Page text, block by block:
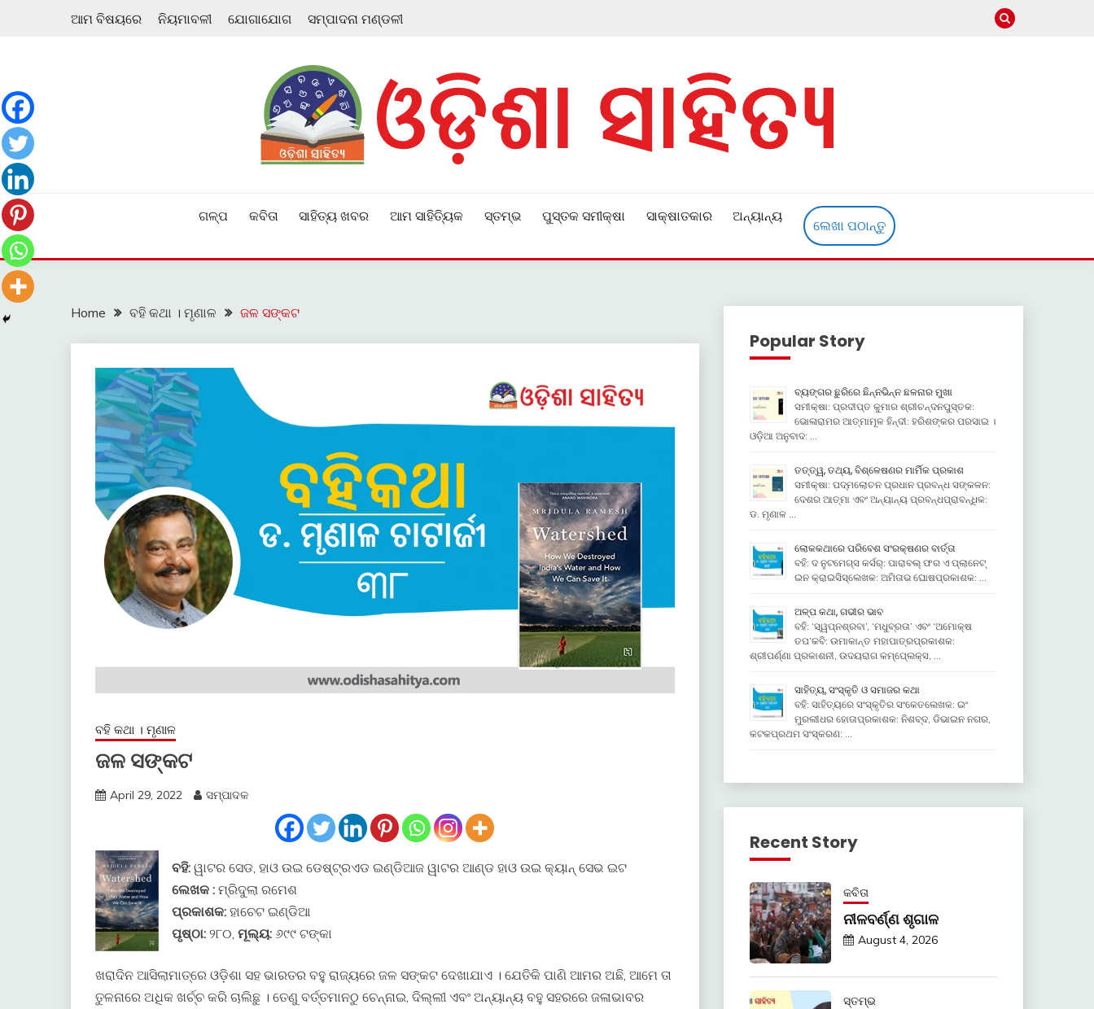
ଆମ ବିଷୟରେ ନିୟମାବଳୀ ଯୋଗାଯୋଗ ସମ୍ପାଦନା ମଣ୍ଡଳୀ
ଗଳ୍ପ କବିତା ସାହିତ୍ୟ ଖବର ଆମ ସାହିତ୍ୟିକ ସ୍ତମ୍ଭ ପୁସ୍ତକ ସମୀକ୍ଷା ସାକ୍ଷାତକାର ଅନ୍ୟାନ୍ୟ
ଲେଖା ପଠାନ୍ତୁ
Home ବହି କଥା । ମୃଣାଳ ଜଳ ସଙ୍କଟ
ବହି କଥା । ମୃଣାଳ
ଜଳ ସଙ୍କଟ
April 29, 2022 ସମ୍ପାଦକ
ବହି: ୱାଟର ସେଡ, ହାଓ ଉଇ ଡେଷ୍ଟ୍ରଏଡ ଇଣ୍ଡିଆଜ ୱାଟର ଆଣ୍ଡ ହାଓ ଉଇ କ୍ୟାନ୍ ସେଭ ଇଟ
ଲେଖକ : ମ୍ରିଦୁଲା ରମେଶ
ପ୍ରକାଶକ: ହାଚେଟ ଇଣ୍ଡିଆ
ପୃଷ୍ଠା: ୨୮୦, ମୂଲ୍ୟ: ୬୯୯ ଟଙ୍କା
ଖରାଦିନ ଆସିଲାମାତ୍ରେ ଓଡ଼ିଶା ସହ ଭାରତର ବହୁ ରାଜ୍ୟରେ ଜଳ ସଙ୍କଟ ଦେଖାଯାଏ । ଯେତିକି ପାଣି ଆମର ଅଛି, ଆମେ ତା
ତୁଳନାରେ ଅଧିକ ଖର୍ଚ୍ଚ କରି ଚାଲିଛୁ । ତେଣୁ ବର୍ତ୍ତମାନଠୁ ଚେନ୍ନାଇ, ଦିଲ୍ଲୀ ଏବଂ ଅନ୍ୟାନ୍ୟ ବହୁ ସହରରେ ଜଳାଭାବର
Popular Story
ବ୍ୟଙ୍ଗର ଛୁରିରେ ଛିନ୍ନଭିନ୍ନ ଛଳନାର ମୁଖା
ସମୀକ୍ଷା: ପ୍ରଦୀପ୍ତ କୁମାର ଶ୍ରୀଚନ୍ଦନପୁସ୍ତକ:
ଭୋଳାରାମର ଆତ୍ମାମୂଳ ହିନ୍ଦୀ: ହରିଶଙ୍କର ପରସାଇ ।
ଓଡ଼ିଆ ଅନୁବାଦ: …
ତତ୍ତ୍ୱ, ତଥ୍ୟ, ବିଶ୍ଳେଷଣର ମାର୍ମିକ ପ୍ରକାଶ
ସମୀକ୍ଷା: ପଦ୍ମଲୋଚନ ପ୍ରଧାନ ପ୍ରବନ୍ଧ ସଙ୍କଳନ:
ଦେଶର ଆତ୍ମା ଏବଂ ଅନ୍ୟାନ୍ୟ ପ୍ରବନ୍ଧପ୍ରାବନ୍ଧିକ:
ଡ. ମୃଣାଳ …
ଲୋକକଥାରେ ପରିବେଶ ସଂରକ୍ଷଣର ବାର୍ତ୍ତା
ବହି: ଦ ନୁଟମେଗ୍ସ କର୍ସର୍: ପାରାବଲ୍ ଫର ଏ ପ୍ଲାନେଟ୍
ଇନ କ୍ରାଇସିସ୍ଲେଖକ: ଅମିତାଭ ଘୋଷପ୍ରକାଶକ: …
ଅଳ୍ପ କଥା, ଗଭୀର ଭାବ
ବହି: ‘ସ୍ୱପ୍ନଶ୍ରବା’, ‘ମଧୁବ୍ରତା’ ଏବଂ ‘ଅମୋକ୍ଷ
ତପ’କବି: ଉମାକାନ୍ତ ମହାପାତ୍ରପ୍ରକାଶକ:
ଶ୍ରୀପର୍ଣ୍ଣା ପ୍ରକାଶନୀ, ଉଦୟରାଗ କମ୍ପେ୍ଲକ୍ସ, …
ସାହିତ୍ୟ, ସଂସ୍କୃତି ଓ ସମାଜର କଥା
ବହି: ସାହିତ୍ୟରେ ସଂସ୍କୃତିର ସଂକେତଲେଖକ: ଇଂ
ମୁରଲୀଧର ହୋତାପ୍ରକାଶକ: ନିଶବ୍ଦ, ଡିଭାଇନ ନଗର,
କଟକପ୍ରଥମ ସଂସ୍କରଣ: …
Recent Story
କବିତା
ନୀଳବର୍ଣ୍ଣ ଶୃଗାଳ
August 4, 2026
ସ୍ତମ୍ଭ